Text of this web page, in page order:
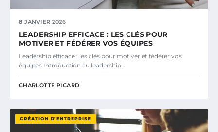
8 JANVIER 2026
LEADERSHIP EFFICACE : LES CLÉS POUR
MOTIVER ET FÉDÉRER VOS ÉQUIPES
Leadership efficace : les clés pour motiver et fédérer vos
équipes Introduction au leadership…
CHARLOTTE PICARD
CRÉATION D’ENTREPRISE